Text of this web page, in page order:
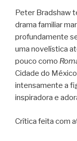
Peter Bradshaw
drama familiar
profundamente
uma novelística
pouco como
Cidade do
intensamente a
inspiradora e
Crítica feita com